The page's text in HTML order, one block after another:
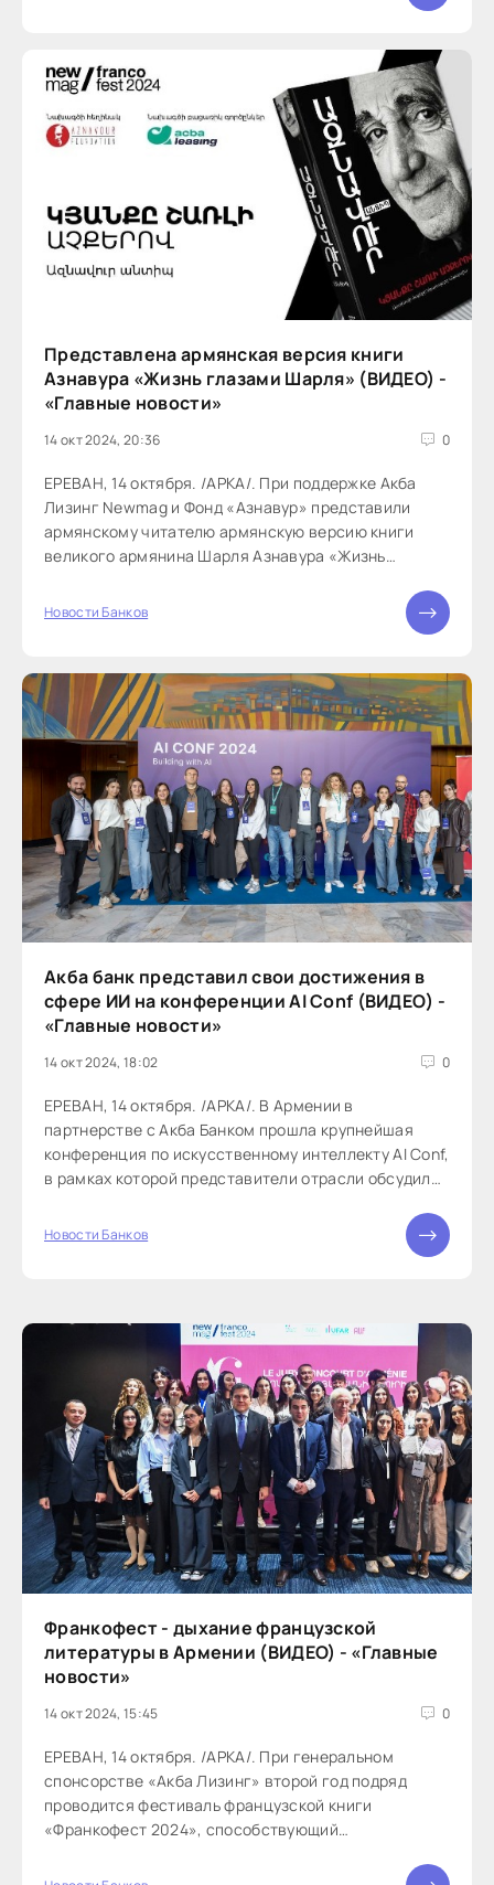
Представлена ​​армянская версия книги
Азнавура «Жизнь глазами Шарля» (ВИДЕО) -
«Главные новости»
14 окт 2024, 20:36 0
ЕРЕВАН, 14 октября. /АРКА/. При поддержке Акба
Лизинг Newmag и Фонд «Азнавур» представили
армянскому читателю ​​армянскую версию книги
великого армянина Шарля Азнавура «Жизнь
Новости Банков
Акба банк представил свои достижения в
сфере ИИ на конференции AI Conf (ВИДЕО) -
«Главные новости»
14 окт 2024, 18:02 0
ЕРЕВАН, 14 октября. /АРКА/. В Армении в
партнерстве с Акба Банком прошла крупнейшая
конференция по искусственному интеллекту AI Conf,
в рамках которой представители отрасли обсудили
Новости Банков
Франкофест - дыхание французской
литературы в Армении (ВИДЕО) - «Главные
новости»
14 окт 2024, 15:45 0
ЕРЕВАН, 14 октября. /АРКА/. При генеральном
спонсорстве «Акба Лизинг» второй год подряд
проводится фестиваль французской книги
«Франкофест 2024», способствующий
культуры...